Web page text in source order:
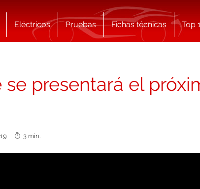
Eléctricos Pruebas Fichas técnicas Top
presentará el
3 min.